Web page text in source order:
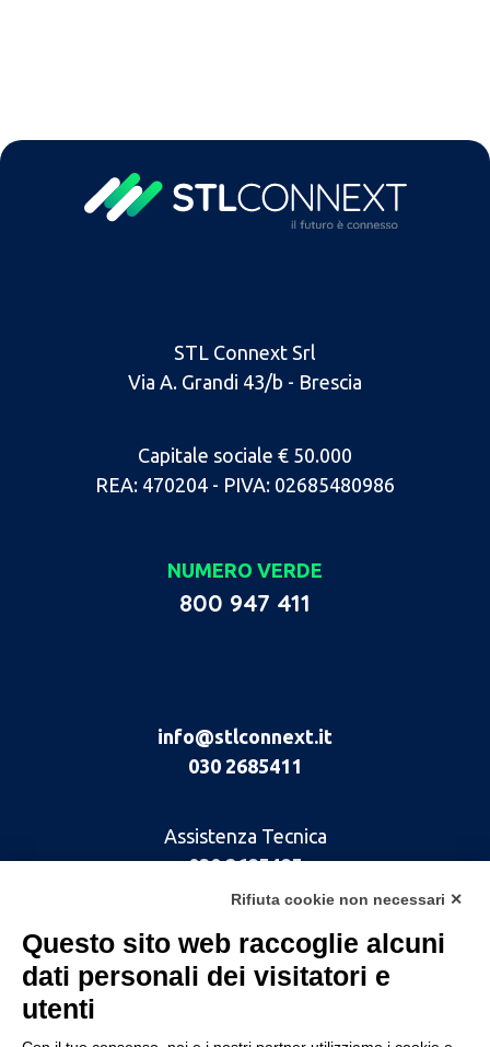
STL Connext Srl
Via A. Grandi 43/b - Brescia
Capitale sociale € 50.000
REA: 470204 - PIVA: 02685480986
NUMERO VERDE
800 947 411
info@stlconnext.it
030 2685411
Assistenza Tecnica
030 2685485
Rifiuta cookie non necessari ✕
Questo sito web raccoglie alcuni
dati personali dei visitatori e
utenti